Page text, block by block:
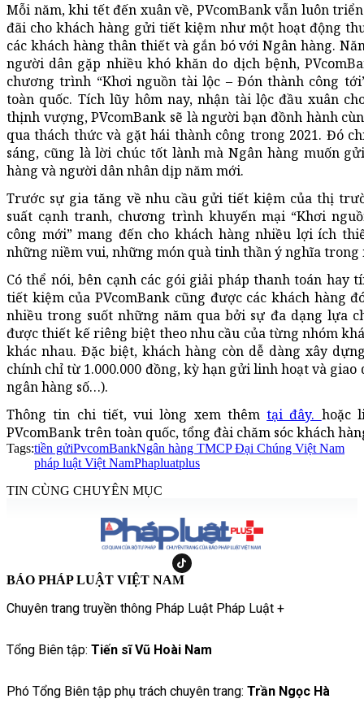
Mỗi năm, khi tết đến xuân về, PVcomBank vẫn luôn
đãi cho khách hàng gửi tiết kiệm như một hoạt động
các khách hàng thân thiết và gắn bó với Ngân hàng.
người dân gặp nhiều khó khăn do dịch bệnh,
chương trình “Khơi nguồn tài lộc – Đón thành công
toàn quốc. Tích lũy hôm nay, nhận tài lộc đầu xuân
thịnh vượng, PVcomBank sẽ là người bạn đồnh hành
qua thách thức và gặt hái thành công trong 2021. Đó
sáng, cũng là lời chúc tốt lành mà Ngân hàng muốn
hàng và người dân nhân dịp năm mới.
Trước sự gia tăng về nhu cầu gửi tiết kiệm của thị
suất cạnh tranh, chương trình khuyến mại “Khơi
công mới” mang đến cho khách hàng nhiều lợi ích
những niềm vui, những món quà tinh thần ý nghĩa trong
Có thể nói, bên cạnh các gói giải pháp thanh toán hay
tiết kiệm của PVcomBank cũng được các khách hàng
nhiều trong suốt những năm qua bởi sự đa dạng lựa
được thiết kế riêng biệt theo nhu cầu của từng nhóm
khác nhau. Đặc biệt, khách hàng còn dễ dàng xây
chính chỉ từ 1.000.000 đồng, kỳ hạn gửi linh hoạt và giao
ngân hàng số…).
Thông tin chi tiết, vui lòng xem thêmtại đây. hoặc
PVcomBank trên toàn quốc, tổng đài chăm sóc khách
Tags:tiền gửiPvcomBankNgân hàng TMCP Đại Chúng Việt Nam
pháp luật Việt NamPhapluatplus
TIN CÙNG CHUYÊN MỤC
BÁO PHÁP LUẬT VIỆT NAM
Chuyên trang truyền thông Pháp Luật Pháp Luật +
Tổng Biên tập: Tiến sĩ Vũ Hoài Nam
Phó Tổng Biên tập phụ trách chuyên trang: Trần Ngọc Hà